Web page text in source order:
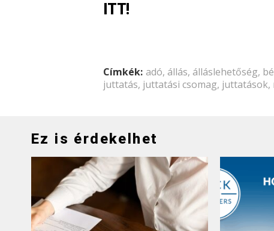
ITT!
Címkék: adó, állás, álláslehetőség,
juttatás, juttatási csomag, juttatások,
Ez is érdekelhet